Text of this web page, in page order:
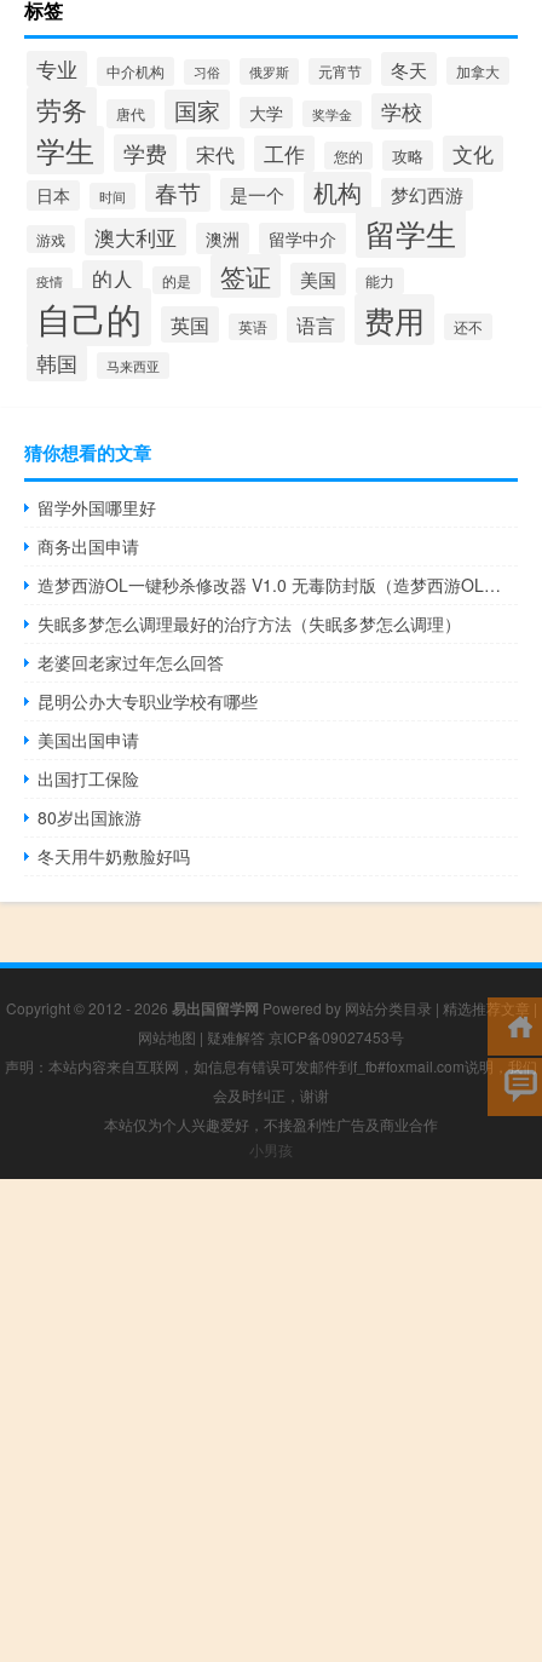
标签
专业 中介机构 习俗 俄罗斯 元宵节 冬天 加拿大
劳务 唐代 国家 大学 奖学金 学校
学生 学费 宋代 工作 您的 攻略 文化
日本 时间 春节 是一个 机构 梦幻西游
游戏 澳大利亚 澳洲 留学中介 留学生
疫情 的人 的是 签证 美国 能力
自己的 英国 英语 语言 费用 还不
韩国 马来西亚
猜你想看的文章
留学外国哪里好
商务出国申请
造梦西游OL一键秒杀修改器 V1.0 无毒防封版（造梦西游OL一键秒杀修改器 V1.0 无毒防封版功能简介）
失眠多梦怎么调理最好的治疗方法（失眠多梦怎么调理）
老婆回老家过年怎么回答
昆明公办大专职业学校有哪些
美国出国申请
出国打工保险
80岁出国旅游
冬天用牛奶敷脸好吗
Copyright © 2012 - 2026 易出国留学网 Powered by 网站分类目录 | 精选推荐文章 |
网站地图 | 疑难解答 京ICP备09027453号
声明：本站内容来自互联网，如信息有错误可发邮件到f_fb#foxmail.com说明，我们
会及时纠正，谢谢
本站仅为个人兴趣爱好，不接盈利性广告及商业合作
小男孩